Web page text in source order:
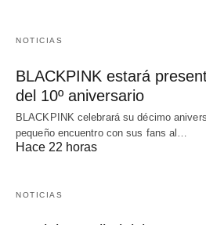
NOTICIAS
BLACKPINK estará
del 10º aniversario
BLACKPINK celebrará su décimo
pequeño encuentro con sus fans al…
Hace 22 horas
NOTICIAS